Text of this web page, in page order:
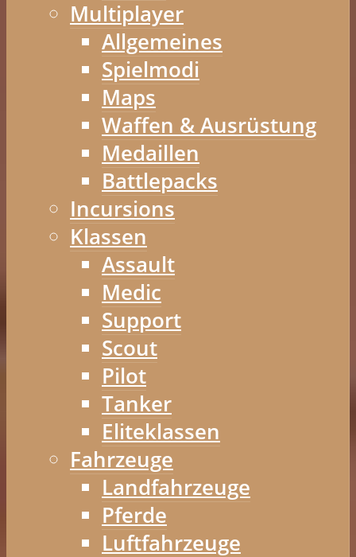
Multiplayer
Allgemeines
Spielmodi
Maps
Waffen & Ausrüstung
Medaillen
Battlepacks
Incursions
Klassen
Assault
Medic
Support
Scout
Pilot
Tanker
Eliteklassen
Fahrzeuge
Landfahrzeuge
Pferde
Luftfahrzeuge